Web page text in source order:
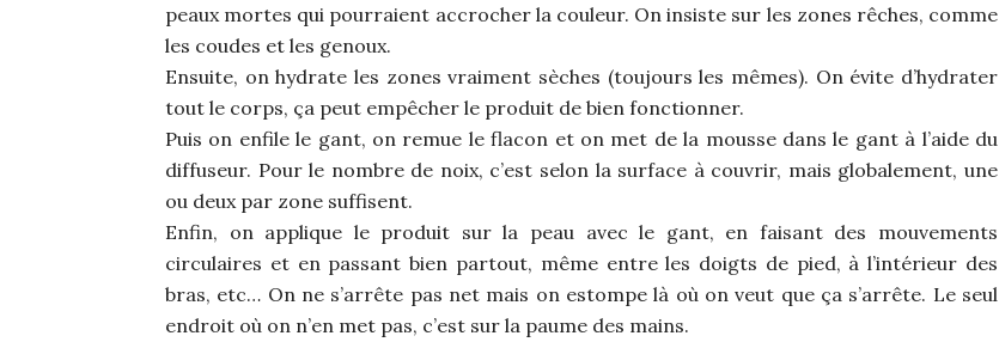
peaux mortes qui pourraient accrocher la couleur. On insiste sur les zones rêches, comme
les coudes et les genoux.
Ensuite, on hydrate les zones vraiment sèches (toujours les mêmes). On évite d’hydrater
tout le corps, ça peut empêcher le produit de bien fonctionner.
Puis on enfile le gant, on remue le flacon et on met de la mousse dans le gant à l’aide du
diffuseur. Pour le nombre de noix, c’est selon la surface à couvrir, mais globalement, une
ou deux par zone suffisent.
Enfin, on applique le produit sur la peau avec le gant, en faisant des mouvements
circulaires et en passant bien partout, même entre les doigts de pied, à l’intérieur des
bras, etc… On ne s’arrête pas net mais on estompe là où on veut que ça s’arrête. Le seul
endroit où on n’en met pas, c’est sur la paume des mains.